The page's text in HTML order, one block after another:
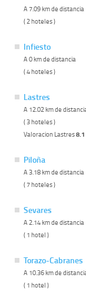
A 7.09 km de distancia
( 2 hoteles )
Infiesto
A 0 km de distancia
( 4 hoteles )
Lastres
A 12.02 km de
( 3 hoteles )
Valoracion Lastres8.1
Piloña
A 3.18 km de distancia
( 7 hoteles )
Sevares
A 2.14 km de distancia
( 1 hotel )
Torazo-Cabranes
A 10.36 km de
( 1 hotel )